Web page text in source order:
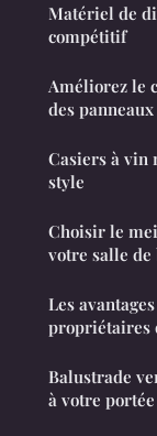
Matériel de
compétitif
Améliorez le
des
Casiers à vin
style
Choisir le
votre salle de
Les
propriétaires
Balustrade
à votre portée